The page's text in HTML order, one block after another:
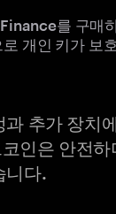
를 구매
개인 키가 보
과 추가 장치
인은 안전
니다.